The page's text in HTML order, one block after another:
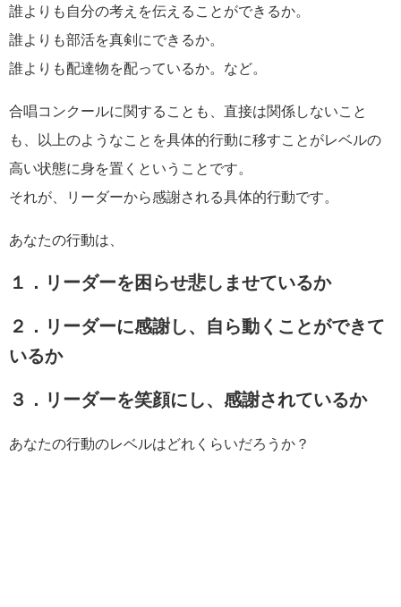
誰よりも自分の考えを伝えることができるか。
誰よりも部活を真剣にできるか。
誰よりも配達物を配っているか。など。
合唱コンクールに関することも、直接は関係しないこと
も、以上のようなことを具体的行動に移すことがレベルの
高い状態に身を置くということです。
それが、リーダーから感謝される具体的行動です。
あなたの行動は、
１．リーダーを困らせ悲しませているか
２．リーダーに感謝し、自ら動くことができて
いるか
３．リーダーを笑顔にし、感謝されているか
あなたの行動のレベルはどれくらいだろうか？